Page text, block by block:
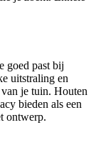
goed past bij
uitstraling en
je tuin. Houten
bieden als een
ontwerp.